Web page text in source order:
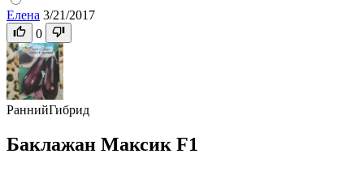
Елена 3/21/2017
0
РаннийГибрид
Баклажан Максик F1